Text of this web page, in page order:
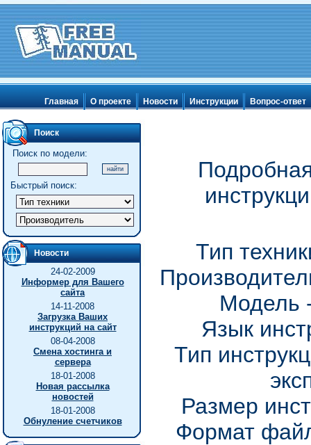
Главная О проекте Новости Инструкции Вопрос-ответ
Поиск
Поиск по модели:
Быстрый поиск:
Новости
24-02-2009
Информер для Вашего
сайта
14-11-2008
Загрузка Ваших
инструкций на сайт
08-04-2008
Смена хостинга и
сервера
18-01-2008
Новая рассылка
новостей
18-01-2008
Обнуление счетчиков
Тип
Модель
Язык
Тип
Размер
Формат